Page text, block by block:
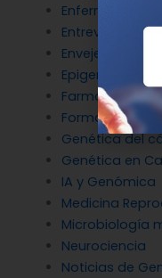
Enfermedades
Entrevistas
Epigenética
Formación
Genética del
Genética en
IA y Genómica
Medicina
Microbiología
Neurociencia
Noticias de